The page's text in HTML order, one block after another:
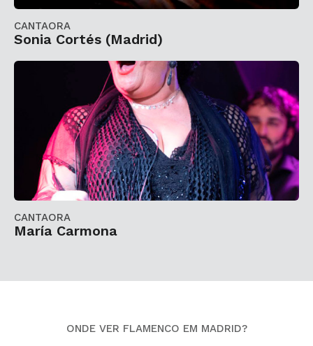
CANTAORA
Sonia Cortés (Madrid)
CANTAORA
María Carmona
ONDE VER FLAMENCO EM MADRID?